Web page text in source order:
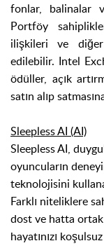
fonlar, balinalar
Portföy
ilişkileri ve
edilebilir. Intel
ödüller, açık
satın alıp
Sleepless AI (AI)
Sleepless AI,
oyuncuların
teknolojisini
Farklı niteliklere
dost ve hatta
hayatınızı